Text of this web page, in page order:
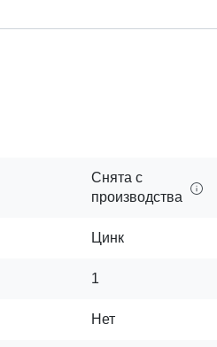
Снята с
производства
Цинк
1
Нет